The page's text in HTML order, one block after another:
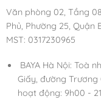
Văn phòng 02, Tầng
Phủ, Phường 25, Quận
MST: 0317230965
BAYA Hà Nội: Toà
Giấy, đường Trương
hoạt động: 9h00 -